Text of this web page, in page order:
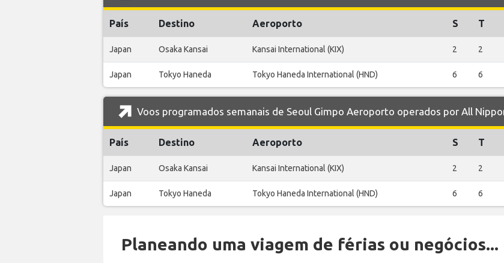
País Destino Aeroporto S T
Japan Osaka Kansai Kansai International (KIX) 2 2
Japan Tokyo Haneda Tokyo Haneda International (HND) 6 6
Voos programados semanais de Seoul Gimpo Aeroporto operados por All
País Destino Aeroporto S T
Japan Osaka Kansai Kansai International (KIX) 2 2
Japan Tokyo Haneda Tokyo Haneda International (HND) 6 6
Planeando uma viagem de férias ou negócios...